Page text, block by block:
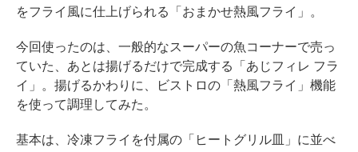
をフライ風に仕上げられる「おまかせ熱風フライ」。
今回使ったのは、一般的なスーパーの魚コーナーで売っ
ていた、あとは揚げるだけで完成する「あじフィレ フラ
イ」。揚げるかわりに、ビストロの「熱風フライ」機能
を使って調理してみた。
基本は、冷凍フライを付属の「ヒートグリル皿」に並べ